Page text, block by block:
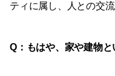
ティに属し、人との交
Q：もはや、家や建物と